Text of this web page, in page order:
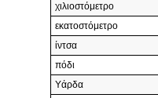
χιλιοστόμετρο
εκατοστόμετρο
ίντσα
πόδι
Υάρδα